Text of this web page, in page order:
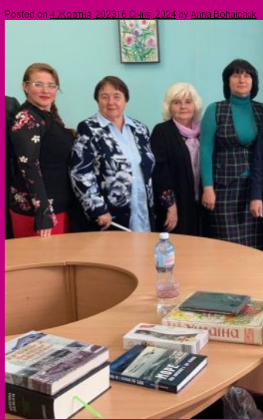
Posted on 4 Жовтня, 202316 Січня, 2024 by Anna Bohaichuk